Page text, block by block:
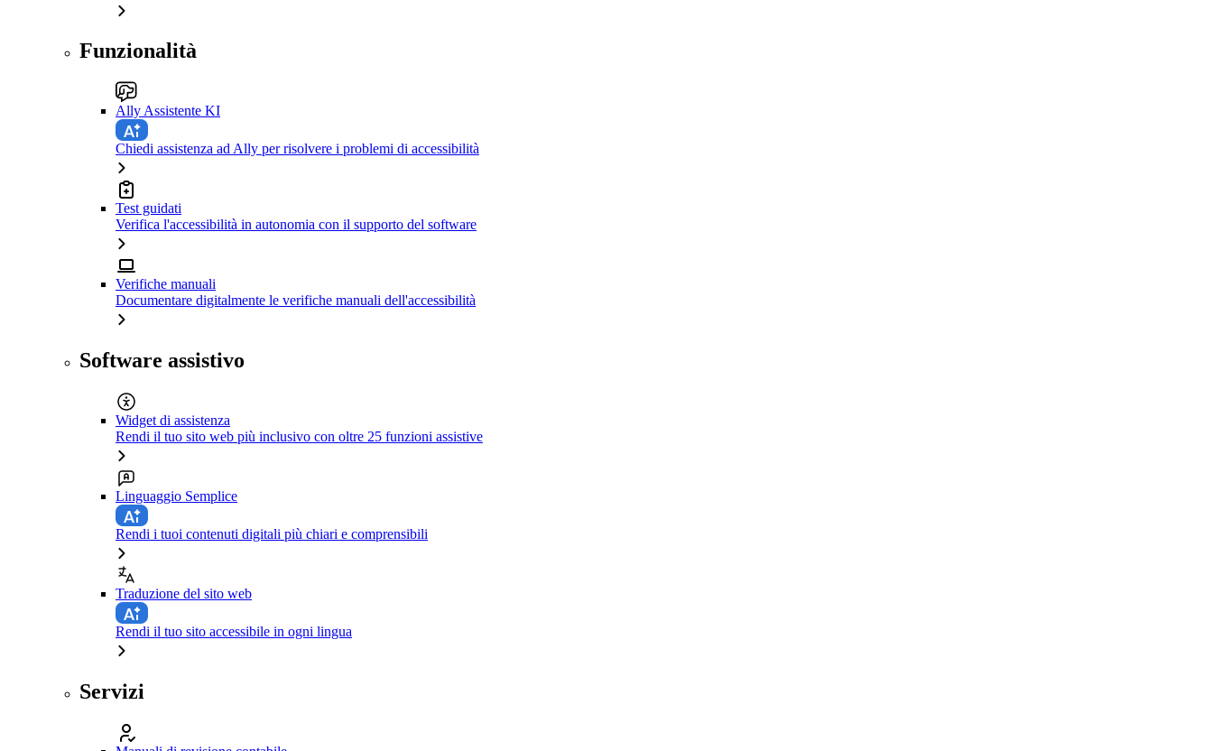
Funzionalità
Ally Assistente KI
Chiedi assistenza ad Ally per risolvere i problemi di accessibilità
Test guidati
Verifica l'accessibilità in autonomia con il supporto del software
Verifiche manuali
Documentare digitalmente le verifiche manuali dell'accessibilità
Software assistivo
Widget di assistenza
Rendi il tuo sito web più inclusivo con oltre 25 funzioni assistive
Linguaggio Semplice
Rendi i tuoi contenuti digitali più chiari e comprensibili
Traduzione del sito web
Rendi il tuo sito accessibile in ogni lingua
Servizi